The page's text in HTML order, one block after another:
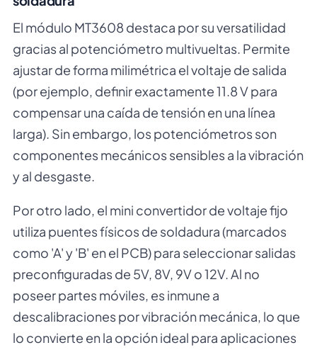
El módulo MT3608 destaca por su versatilidad
gracias al potenciómetro multivueltas. Permite
ajustar de forma milimétrica el voltaje de salida
(por ejemplo, definir exactamente 11.8 V para
compensar una caída de tensión en una línea
larga). Sin embargo, los potenciómetros son
componentes mecánicos sensibles a la vibración
y al desgaste.
Por otro lado, el mini convertidor de voltaje fijo
utiliza puentes físicos de soldadura (marcados
como 'A' y 'B' en el PCB) para seleccionar salidas
preconfiguradas de 5V, 8V, 9V o 12V. Al no
poseer partes móviles, es inmune a
descalibraciones por vibración mecánica, lo que
lo convierte en la opción ideal para aplicaciones